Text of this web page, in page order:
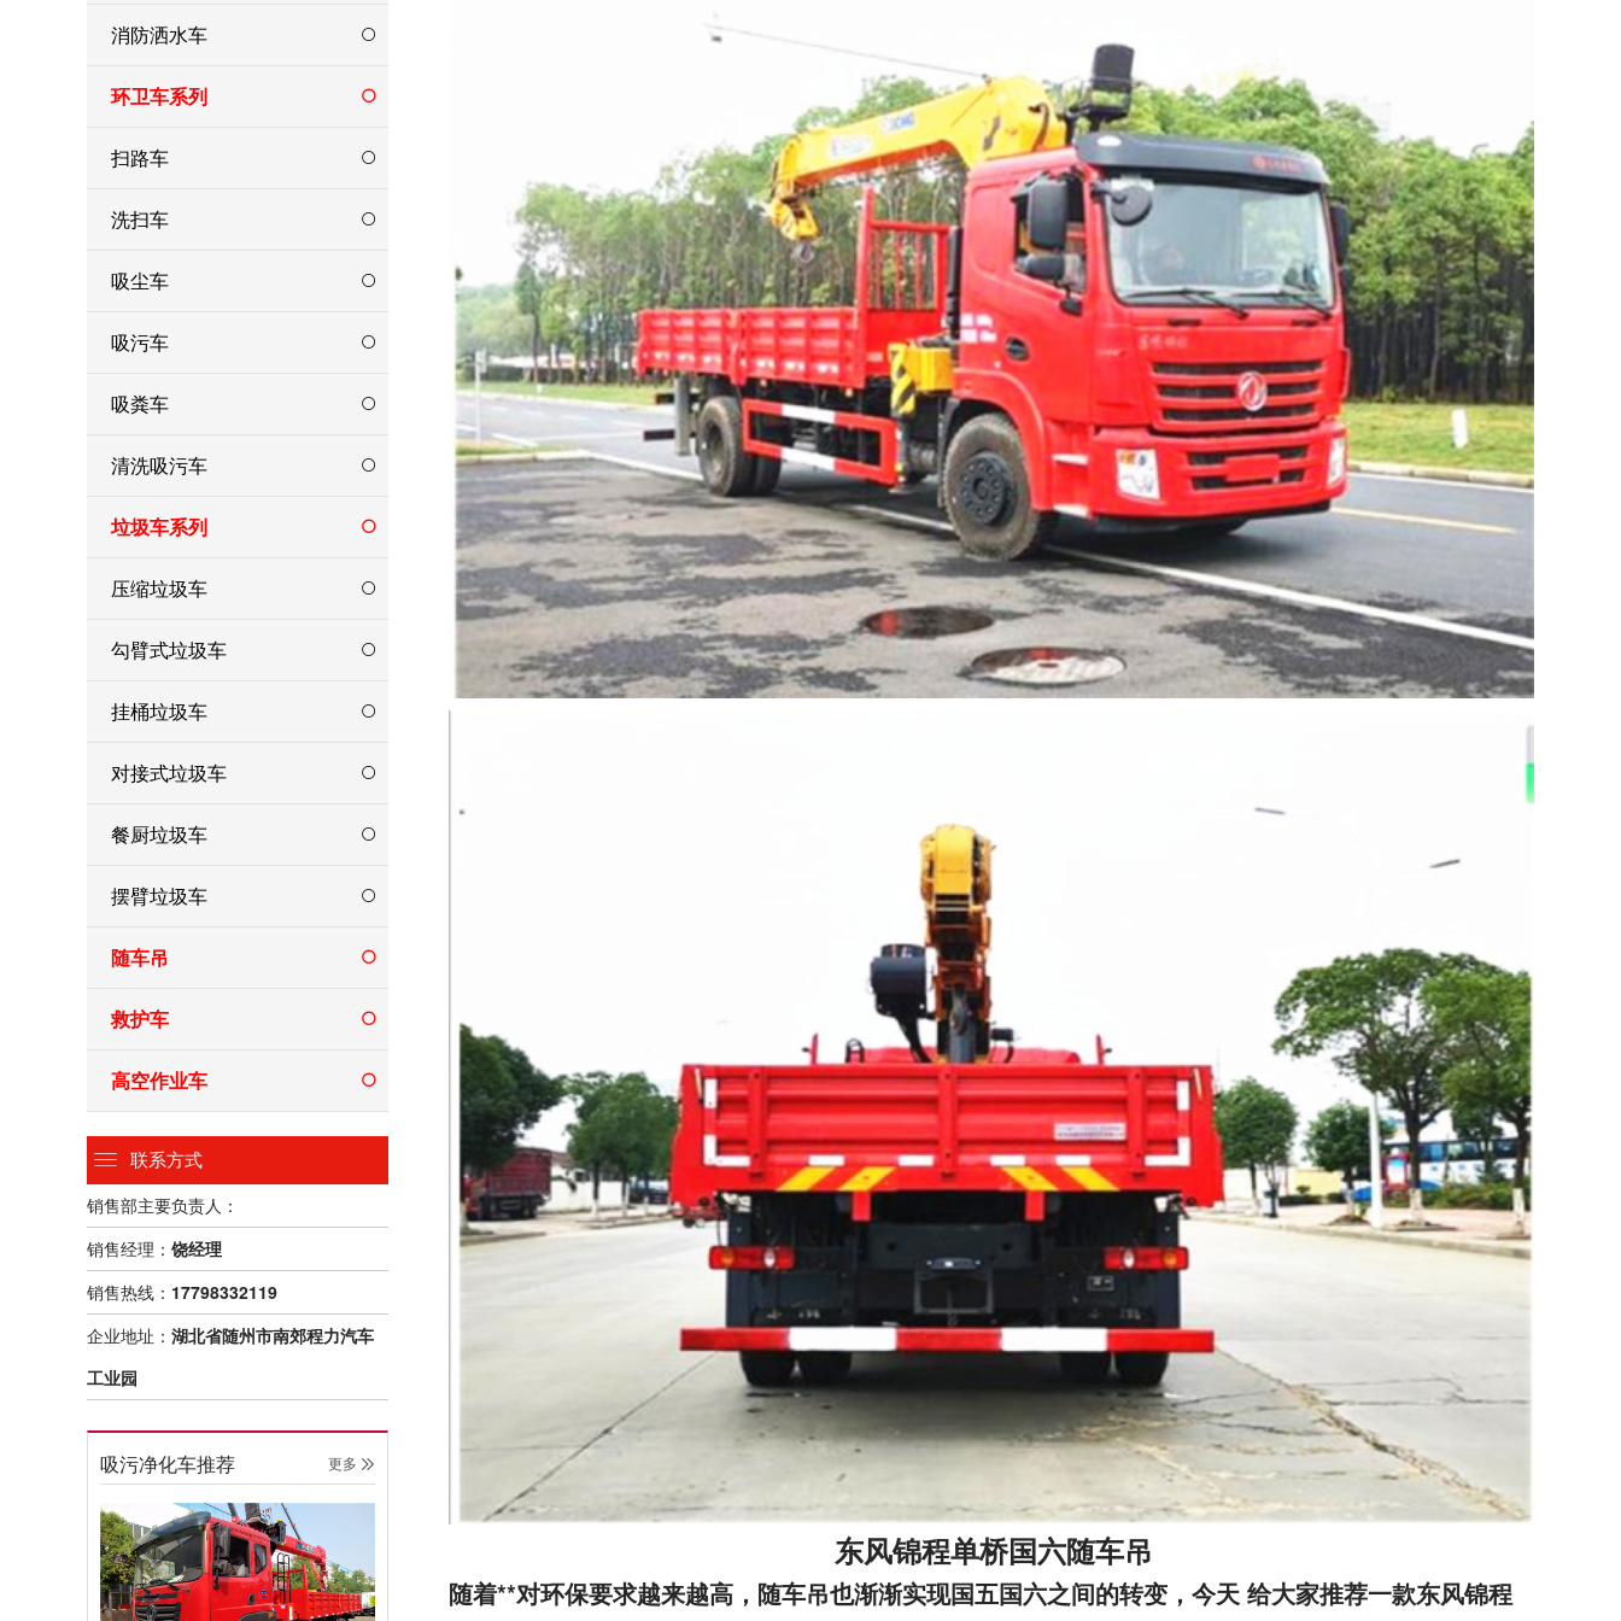
消防洒水车
环卫车系列
扫路车
洗扫车
吸尘车
吸污车
吸粪车
清洗吸污车
垃圾车系列
压缩垃圾车
勾臂式垃圾车
挂桶垃圾车
对接式垃圾车
餐厨垃圾车
摆臂垃圾车
随车吊
救护车
高空作业车
联系方式
销售部主要负责人：
销售经理： 饶经理
销售热线： 17798332119
企业地址： 湖北省随州市南郊程力汽车
工业园
吸污净化车推荐 更多 
东风锦程单桥国六随车吊
随着**对环保要求越来越高，随车吊也渐渐实现国五国六之间的转变，今天 给大家推荐一款东风锦程